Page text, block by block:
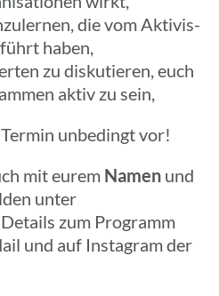
die vom Akti­vis­
haben,
zu disku­tie­ren, euch
aktiv zu sein,
unbe­dingt vor!
mit eurem Namen und
unter
zum Programm
und auf Insta­gram der